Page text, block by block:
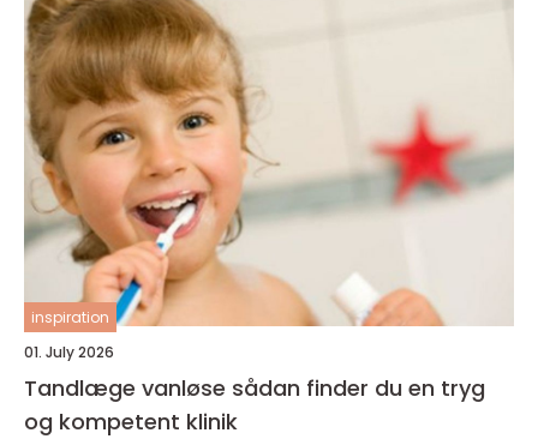
inspiration
01. July 2026
Tandlæge vanløse sådan finder du en tryg
og kompetent klinik